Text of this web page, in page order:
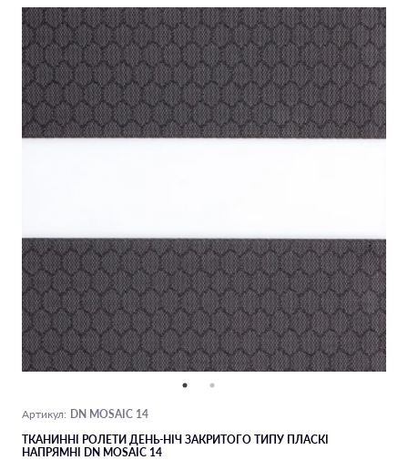
Артикул: DN MOSAIC 14
ТКАНИННІ РОЛЕТИ ДЕНЬ-НІЧ ЗАКРИТОГО ТИПУ ПЛАСКІ
НАПРЯМНІ DN MOSAIC 14